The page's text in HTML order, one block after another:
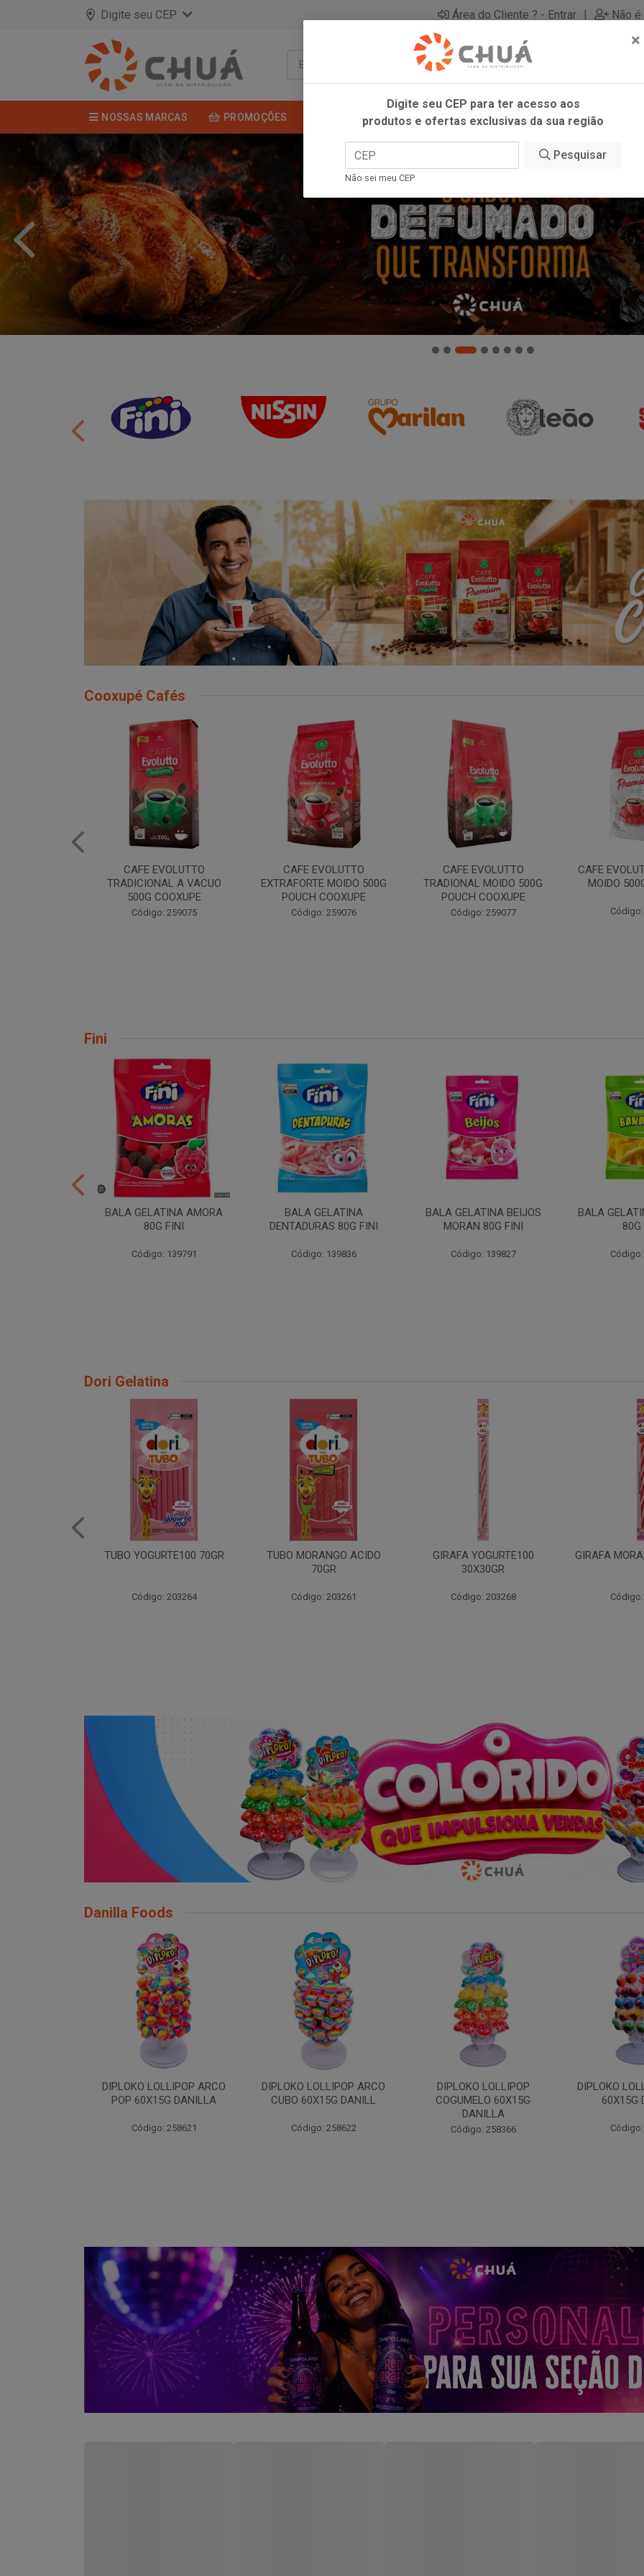
Digite seu CEP Área do Cliente ? - Entrar | Não
NOSSAS MARCAS PROMOÇÕES
Cooxupé Cafés
CAFE EVOLUTTO
EXTRAFORTE MOIDO 500G
POUCH COOXUPE
Código: 259076
CAFE EVOLUTTO
TRADIONAL MOIDO 500G
POUCH COOXUPE
Código: 259077
CAFE EVOLUTTO PREMIUM
MOIDO 500G COOXUPE
Código: 259094
FILTRO
103 30UN
Fini
BALA GELATINA AMORA
80G FINI
Código: 139791
BALA GELATINA
DENTADURAS 80G FINI
Código: 139836
BALA GELATINA BEIJOS
MORAN 80G FINI
Código: 139827
BALA
80G
Dori Gelatina
TUBO MORANGO ACIDO
Código: 203261
GIRAFA YOGURTE100
30X30GR
Código: 203268
GIRAFA MORANGO 30X30GR
Código: 203270
GIRAFA
Danilla Foods
DIPLOKO LOLLIPOP ARCO
CUBO 60X15G DANILL
Código: 258622
DIPLOKO LOLLIPOP
COGUMELO 60X15G
Código: 258366
DIPLOKO LOLLIPOP MONST
60X15G DANILLA
Código: 258369
DIPLOKO
OCEANO
×
Digite seu CEP para ter acesso aos
produtos e ofertas exclusivas da sua região
Pesquisar
Não sei meu CEP